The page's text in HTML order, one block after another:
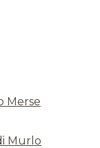
Merse
Murlo